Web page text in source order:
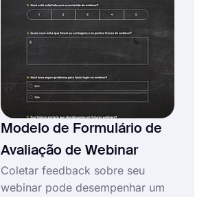
Modelo de Formulário de
Avaliação de Webinar
Coletar feedback sobre seu
webinar pode desempenhar um